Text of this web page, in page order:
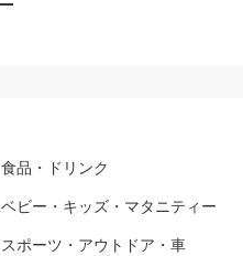
食品・ドリンク
ベビー・キッズ・マタニティー
スポーツ・アウトドア・車